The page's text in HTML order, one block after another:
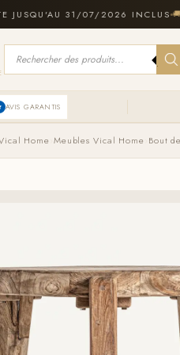
31/07/2026 INCLUS 🚚
Recherche
de
produits
AVIS GARANTIS
Home Meubles Vical Home Bout